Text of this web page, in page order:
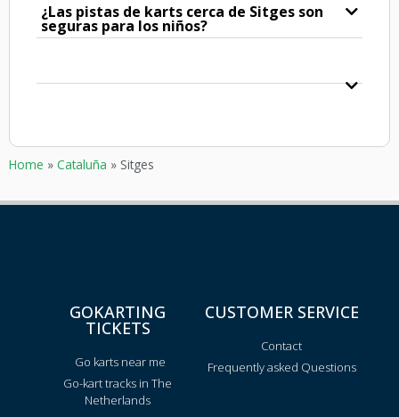
¿Las pistas de karts cerca de Sitges son
seguras para los niños?
Home » Cataluña » Sitges
GOKARTING
TICKETS
Go karts near me
Go-kart tracks in The
Netherlands
CUSTOMER SERVICE
Contact
Frequently asked Questions